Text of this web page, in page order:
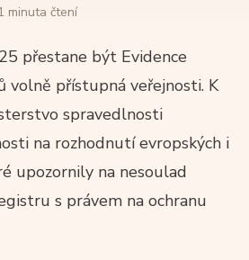
minuta čtení
přestane být Evidence
volně přístupná veřejnosti. K
spravedlnosti
na rozhodnutí evropských i
upozornily na nesoulad
s právem na ochranu